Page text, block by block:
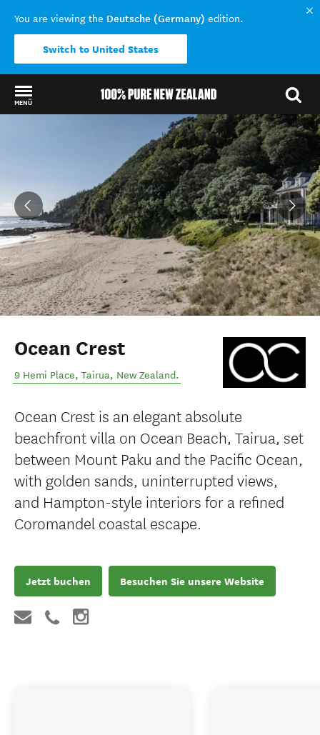
You are viewing the Deutsche (Germany) edition.
Switch to United States
MENÜ
Ocean Crest
9 Hemi Place, Tairua, New Zealand.
Ocean Crest is an elegant absolute
beachfront villa on Ocean Beach, Tairua, set
between Mount Paku and the Pacific Ocean,
with golden sands, uninterrupted views,
and Hampton-style interiors for a refined
Coromandel coastal escape.
Jetzt buchen Besuchen Sie unsere Website